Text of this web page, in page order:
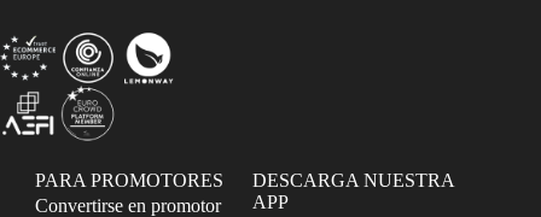
PARA PROMOTORES
Convertirse en promotor
DESCARGA NUESTRA
APP